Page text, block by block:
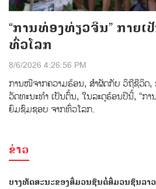
“ການທ່ອງທ່ຽວຈີນ” ກາຍເ
ທົ່ວໂລກ
8/6/2026 4:26:56 PM
ການ​​ໜີ​ຈາກ​ຄວາມ​ຮ້ອນ, ​ສຳ​ຜັດ​ກັບ ​ວິ​ຖີ​ຊີ​ວິດ,
ວັດ​ທະ​ນະ​ທຳ ເປັນ​ຕົ້ນ, ໃນ​ລະ​ດູ​ຮ້ອນ​ປີ​ນີ້, “ກ
ຍົມ​ຊົມ​ຊອບ ຈາກ​ທົ່ວໂລກ.
ຂ່າວ
ບາງທັດສະນະຂອງສື່ມວນຊົນຕໍ່ສື່ມວນຊົນລາ